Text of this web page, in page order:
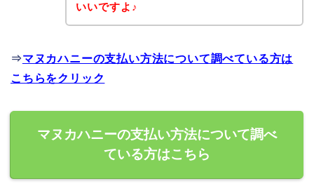
いいですよ♪
⇒マヌカハニーの支払い方法について調べている方は
こちらをクリック
マヌカハニーの支払い方法について調べ
ている方はこちら